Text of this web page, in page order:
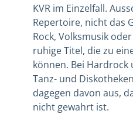
KVR im Einzelfall.
Repertoire, nicht das
Rock, Volksmusik
ruhige Titel, die zu
können. Bei Hardrock
Tanz- und
dagegen davon aus,
nicht gewahrt ist.